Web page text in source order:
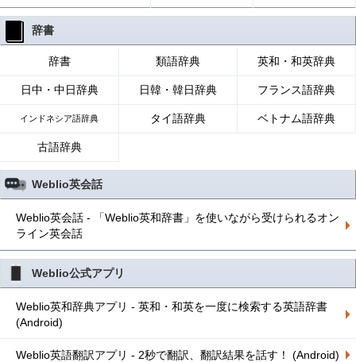
辞書
辞書 類語辞典 英和・和英辞典
日中・中日辞典 日韓・韓日辞典 フランス語辞典
インドネシア語辞典 タイ語辞典 ベトナム語辞典
古語辞典
Weblio英会話
Weblio英会話 - 「Weblio英和辞書」を使いながら受けられるオン
ライン英会話
Weblio公式アプリ
Weblio英和辞典アプリ - 英和・和英を一度に検索する英語辞書
(Android)
Weblio英語翻訳アプリ - 2秒で翻訳、翻訳結果を話す！ (Android)